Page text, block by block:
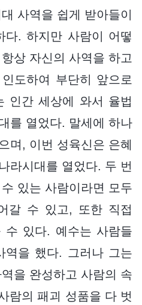
사역을 쉽게 받아들이
다. 하지만 사람이 어떻
상 자신의 사역을 하고
도하여 부단히 앞으로
인간 세상에 와서 율법
를 열었다. 말세에 하나
며, 이번 성육신은 은혜
라시대를 열었다. 두 번
있는 사람이라면 모두
갈 수 있고, 또한 직접
수 있다. 예수는 사람들
역을 했다. 그러나 그는
을 완성하고 사람의 속
람의 패괴 성품을 다 벗